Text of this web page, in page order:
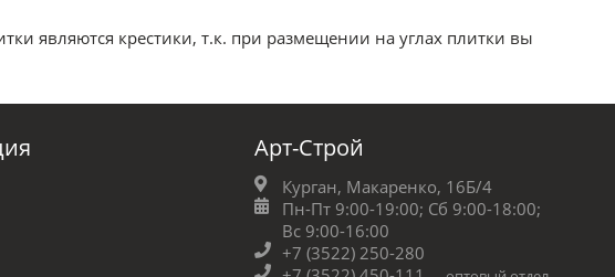
являются крестики, т.к. при размещении на углах плитки вы
Арт-Строй
Курган, Макаренко, 16Б/4
Пн-Пт 9:00-19:00; Сб 9:00-18:00;
Вс 9:00-16:00
+7 (3522) 250-280